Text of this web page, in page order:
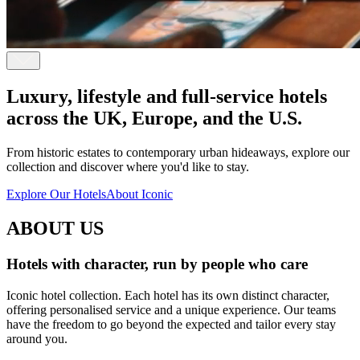
Luxury, lifestyle and full-service hotels
across the UK, Europe, and the U.S. ​​​​‌ ‍ ​‍​‍‌‍ ‌ ​‍‌‍‍‌‌‍‌ ‌‍‍‌‌‍ ‍​‍​‍​ ‍‍​‍​‍‌ ​ ‌‍​‌‌‍ ‍‌‍‍‌‌ ‌​‌ ‍‌​‍ ‍‌‍‍‌‌‍ ​‍​‍​‍ ​​‍​‍‌‍‍​‌ ​‍‌‍‌‌‌‍‌‍​‍​‍​ ‍‍​‍​‍‌‍‍​‌ ‌​‌ ‌​‌ ​​‌ ​ ​ ‍‍​‍ ​‍ ‌‍ ​​‍ ‌‌‍​‌‌‍ ‍‌‍‌​​‍ ‌‌ ​‍​‍ ‌‌‍‍​‌‍ ‌ ‌​‌‍‌‌‌‍ ​‌ ​ ​‍ ‌‌ ​ ‌ ‌​‌ ‌‌‌‍‌​‌‍‍‌‌‍ ​‍ ‍‌ ‌‍‌‍‌‌‌ ​‍‌‍​ ‌‍‌‌‌‍ ​​‍ ‍‌‍​‌‌ ​​‌ ​​​‍ ‌‍‍‌‌‍ ‍‌ ‌​‌‍‌‌‌‍ ‍‌ ‌​​‍ ‌‍‌‌‌‍‌​‌‍‍‌‌ ‌​​‍ ‌‍ ‌‌‍ ‌‍‌​‌‍‌‌​ ‌‌ ​​‌ ​‍‌‍‌‌‌ ​ ‌‍‌‌‌‍ ‍‌ ‌​‌‍​‌‌ ‌​‌‍‍‌‌‍ ‌‍ ‍​ ‍ ‌‍‍‌‌‍‌​​ ‌‌‍‍​‌‍ ‌‍ ‌‌‍‌‌‌‌​​‌‍​‌‌‍‌ ‌‍‌‌​ ‍ ‌ ‌​‌ ‍‌‌ ​​‌‍‌‌​ ‌‌‍‍​‌‍ ‌‍ ‌‌‍‌‌‌‌​​‌‍​‌‌‍‌ ‌‍‌‌​ ‍ ‌ ​​‌‍​‌‌ ‌​‌‍‍​​ ‌‌ ​​‌‍​‌‌‍‌ ‌‍‌‌‌​​‍‌ ‌‌‌‍‍‌‌‍ ​‌‍‌​‌‍‌‌‌ ​‍​‍‌‌​ ‌‌‌​​‍‌‌ ‌‍‍ ‌‍‌‌‌ ‍‌​‍‌‌​ ​ ‌​‌​​‍‌‌​ ​ ‌​‌​​‍‌‌​ ​‍​ ​‍​ ‌‍​ ​ ​ ​ ​ ‌‌‌‍‌​​ ‌ ‌‍​ ‌‍​ ​ ‌​​ ‌​‌‍​ ‌‍​ ​‍‌‌​ ​‍​ ​‍​‍‌‌​ ‌‌‌​‌​​‍ ‍‌ ‌​‌‍‍‌‌ ‌​‌‍ ​‌‍‌‌​ ‌‍​‍‌‍​‌‌ ​ ‌‍‌‌‌‌‌‌‌ ​‍‌‍ ​​ ‌‌‍‍​‌ ‌​‌ ‌​‌ ​​‌ ​ ​‍‌‌​ ​ ‌​​‌​‍‌‌​ ​‍‌​‌‍​‍‌‌​ ​‍‌​‌‍‌‍ ​​‍ ‌‌‍​‌‌‍ ‍‌‍‌​​‍ ‌‌ ​‍​‍ ‌‌‍‍​‌‍ ‌ ‌​‌‍‌‌‌‍ ​‌ ​ ​‍ ‌‌ ​ ‌ ‌​‌ ‌‌‌‍‌​‌‍‍‌‌‍ ​‍ ‍‌ ‌‍‌‍‌‌‌ ​‍‌‍​ ‌‍‌‌‌‍ ​​‍ ‍‌‍​‌‌ ​​‌ ​​​‍‌‍‌‍‍‌‌‍‌​​ ‌‌‍‍​‌‍ ‌‍ ‌‌‍‌‌‌‌​​‌‍​‌‌‍‌ ‌‍‌‌​‍‌‍‌ ‌​‌ ‍‌‌ ​​‌‍‌‌​ ‌‌‍‍​‌‍ ‌‍ ‌‌‍‌‌‌‌​​‌‍​‌‌‍‌ ‌‍‌‌​‍‌‍‌ ​​‌‍​‌‌ ‌​‌‍‍​​ ‌‌ ​​‌‍​‌‌‍‌ ‌‍‌‌‌​​‍‌ ‌‌‌‍‍‌‌‍ ​‌‍‌​‌‍‌‌‌ ​‍​‍‌‌​ ‌‌‌​​‍‌‌ ‌‍‍ ‌‍‌‌‌ ‍‌​‍‌‌​ ​ ‌​‌​​‍‌‌​ ​ ‌​‌​​‍‌‌​ ​‍​ ​‍​ ‌‍​ ​ ​ ​ ​ ‌‌‌‍‌​​ ‌ ‌‍​ ‌‍​ ​ ‌​​ ‌​‌‍​ ‌‍​ ​‍‌‌​ ​‍​ ​‍​‍‌‌​ ‌‌‌​‌​​‍ ‍‌ ‌​‌‍‍‌‌ ‌​‌‍ ​‌‍‌‌​‍‌‍‌ ​​‌‍‌‌‌ ​‍‌ ​ ‌ ​​‌‍‌‌‌‍​ ‌ ‌​‌‍‍‌‌ ‌‍‌‍‌‌​ ‌‌ ​​‌ ‌‌‌‍​‍‌‍ ​‌‍‍‌‌ ​ ‌‍‍​‌‍‌‌‌‍‌​​‍​‍‌ ‌
From historic estates to contemporary urban hideaways, explore our
collection and discover where you'd like to stay. ​​​​‌ ‍ ​‍​‍‌‍ ‌ ​‍‌‍‍‌‌‍‌ ‌‍‍‌‌‍ ‍​‍​‍​ ‍‍​‍​‍‌ ​ ‌‍​‌‌‍ ‍‌‍‍‌‌ ‌​‌ ‍‌​‍ ‍‌‍‍‌‌‍ ​‍​‍​‍ ​​‍​‍‌‍‍​‌ ​‍‌‍‌‌‌‍‌‍​‍​‍​ ‍‍​‍​‍‌‍‍​‌ ‌​‌ ‌​‌ ​​‌ ​ ​ ‍‍​‍ ​‍ ‌‍ ​​‍ ‌‌‍​‌‌‍ ‍‌‍‌​​‍ ‌‌ ​‍​‍ ‌‌‍‍​‌‍ ‌ ‌​‌‍‌‌‌‍ ​‌ ​ ​‍ ‌‌ ​ ‌ ‌​‌ ‌‌‌‍‌​‌‍‍‌‌‍ ​‍ ‍‌ ‌‍‌‍‌‌‌ ​‍‌‍​ ‌‍‌‌‌‍ ​​‍ ‍‌‍​‌‌ ​​‌ ​​​‍ ‌‍‍‌‌‍ ‍‌ ‌​‌‍‌‌‌‍ ‍‌ ‌​​‍ ‌‍‌‌‌‍‌​‌‍‍‌‌ ‌​​‍ ‌‍ ‌‌‍ ‌‍‌​‌‍‌‌​ ‌‌ ​​‌ ​‍‌‍‌‌‌ ​ ‌‍‌‌‌‍ ‍‌ ‌​‌‍​‌‌ ‌​‌‍‍‌‌‍ ‌‍ ‍​ ‍ ‌‍‍‌‌‍‌​​ ‌‌‍‍​‌‍ ‌‍ ‌‌‍‌‌‌‌​​‌‍​‌‌‍‌ ‌‍‌‌​ ‍ ‌ ‌​‌ ‍‌‌ ​​‌‍‌‌​ ‌‌‍‍​‌‍ ‌‍ ‌‌‍‌‌‌‌​​‌‍​‌‌‍‌ ‌‍‌‌​ ‍ ‌ ​​‌‍​‌‌ ‌​‌‍‍​​ ‌‌ ​​‌‍​‌‌‍‌ ‌‍‌‌‌​​‍‌ ‌‌‌‍‍‌‌‍ ​‌‍‌​‌‍‌‌‌ ​‍​‍‌‌​ ‌‌‌​​‍‌‌ ‌‍‍ ‌‍‌‌‌ ‍‌​‍‌‌​ ​ ‌​‌​​‍‌‌​ ​ ‌​‌​​‍‌‌​ ​‍​ ​‍​ ‌‍​ ​ ​ ​ ​ ‌‌‌‍‌​​ ‌ ‌‍​ ‌‍​ ​ ‌​​ ‌​‌‍​ ‌‍​ ​‍‌‌​ ​‍​ ​‍​‍‌‌​ ‌‌‌​‌​​‍ ‍‌‍​ ‌‍ ‌ ​​‌ ‍‌​ ‌‍​‍‌‍​‌‌ ​ ‌‍‌‌‌‌‌‌‌ ​‍‌‍ ​​ ‌‌‍‍​‌ ‌​‌ ‌​‌ ​​‌ ​ ​‍‌‌​ ​ ‌​​‌​‍‌‌​ ​‍‌​‌‍​‍‌‌​ ​‍‌​‌‍‌‍ ​​‍ ‌‌‍​‌‌‍ ‍‌‍‌​​‍ ‌‌ ​‍​‍ ‌‌‍‍​‌‍ ‌ ‌​‌‍‌‌‌‍ ​‌ ​ ​‍ ‌‌ ​ ‌ ‌​‌ ‌‌‌‍‌​‌‍‍‌‌‍ ​‍ ‍‌ ‌‍‌‍‌‌‌ ​‍‌‍​ ‌‍‌‌‌‍ ​​‍ ‍‌‍​‌‌ ​​‌ ​​​‍‌‍‌‍‍‌‌‍‌​​ ‌‌‍‍​‌‍ ‌‍ ‌‌‍‌‌‌‌​​‌‍​‌‌‍‌ ‌‍‌‌​‍‌‍‌ ‌​‌ ‍‌‌ ​​‌‍‌‌​ ‌‌‍‍​‌‍ ‌‍ ‌‌‍‌‌‌‌​​‌‍​‌‌‍‌ ‌‍‌‌​‍‌‍‌ ​​‌‍​‌‌ ‌​‌‍‍​​ ‌‌ ​​‌‍​‌‌‍‌ ‌‍‌‌‌​​‍‌ ‌‌‌‍‍‌‌‍ ​‌‍‌​‌‍‌‌‌ ​‍​‍‌‌​ ‌‌‌​​‍‌‌ ‌‍‍ ‌‍‌‌‌ ‍‌​‍‌‌​ ​ ‌​‌​​‍‌‌​ ​ ‌​‌​​‍‌‌​ ​‍​ ​‍​ ‌‍​ ​ ​ ​ ​ ‌‌‌‍‌​​ ‌ ‌‍​ ‌‍​ ​ ‌​​ ‌​‌‍​ ‌‍​ ​‍‌‌​ ​‍​ ​‍​‍‌‌​ ‌‌‌​‌​​‍ ‍‌‍​ ‌‍ ‌ ​​‌ ‍‌​‍‌‍‌ ​​‌‍‌‌‌ ​‍‌ ​ ‌ ​​‌‍‌‌‌‍​ ‌ ‌​‌‍‍‌‌ ‌‍‌‍‌‌​ ‌‌ ​​‌ ‌‌‌‍​‍‌‍ ​‌‍‍‌‌ ​ ‌‍‍​‌‍‌‌‌‍‌​​‍​‍‌ ‌
Explore Our Hotels​​​​‌ ‍ ​‍​‍‌‍ ‌ ​‍‌‍‍‌‌‍‌ ‌‍‍‌‌‍ ‍​‍​‍​ ‍‍​‍​‍‌ ​ ‌‍​‌‌‍ ‍‌‍‍‌‌ ‌​‌ ‍‌​‍ ‍‌‍‍‌‌‍ ​‍​‍​‍ ​​‍​‍‌‍‍​‌ ​‍‌‍‌‌‌‍‌‍​‍​‍​ ‍‍​‍​‍‌‍‍​‌ ‌​‌ ‌​‌ ​​‌ ​ ​ ‍‍​‍ ​‍ ‌‍ ​​‍ ‌‌‍​‌‌‍ ‍‌‍‌​​‍ ‌‌ ​‍​‍ ‌‌‍‍​‌‍ ‌ ‌​‌‍‌‌‌‍ ​‌ ​ ​‍ ‌‌ ​ ‌ ‌​‌ ‌‌‌‍‌​‌‍‍‌‌‍ ​‍ ‍‌ ‌‍‌‍‌‌‌ ​‍‌‍​ ‌‍‌‌‌‍ ​​‍ ‍‌‍​‌‌ ​​‌ ​​​‍ ‌‍‍‌‌‍ ‍‌ ‌​‌‍‌‌‌‍ ‍‌ ‌​​‍ ‌‍‌‌‌‍‌​‌‍‍‌‌ ‌​​‍ ‌‍ ‌‌‍ ‌‍‌​‌‍‌‌​ ‌‌ ​​‌ ​‍‌‍‌‌‌ ​ ‌‍‌‌‌‍ ‍‌ ‌​‌‍​‌‌ ‌​‌‍‍‌‌‍ ‌‍ ‍​ ‍ ‌‍‍‌‌‍‌​​ ‌‌‍‍​‌‍ ‌‍ ‌‌‍‌‌‌‌​​‌‍​‌‌‍‌ ‌‍‌‌​ ‍ ‌ ‌​‌ ‍‌‌ ​​‌‍‌‌​ ‌‌‍‍​‌‍ ‌‍ ‌‌‍‌‌‌‌​​‌‍​‌‌‍‌ ‌‍‌‌​ ‍ ‌ ​​‌‍​‌‌ ‌​‌‍‍​​ ‌‌ ​​‌‍​‌‌‍‌ ‌‍‌‌‌​​‍‌ ‌‌‌‍‍‌‌‍ ​‌‍‌​‌‍‌‌‌ ​‍​‍‌‌​ ‌‌‌​​‍‌‌ ‌‍‍ ‌‍‌‌‌ ‍‌​‍‌‌​ ​ ‌​‌​​‍‌‌​ ​ ‌​‌​​‍‌‌​ ​‍​ ​‍​ ‌‍​ ​ ​ ​ ​ ‌‌‌‍‌​​ ‌ ‌‍​ ‌‍​ ​ ‌​​ ‌​‌‍​ ‌‍​ ​‍‌‌​ ​‍​ ​‍​‍‌‌​ ‌‌‌​‌​​‍ ‍‌‍​ ‌ ‌​‌‍​‌‌‌​​‌ ​‍‌‍‍‌‌‍ ‌‌‍​‌‌ ​‍‌ ‍‌​‍ ‍‌‍ ​‌‍​‌‌‍​‍‌‍‌‌‌‍ ​​ ‌‍​‍‌‍​‌‌ ​ ‌‍‌‌‌‌‌‌‌ ​‍‌‍ ​​ ‌‌‍‍​‌ ‌​‌ ‌​‌ ​​‌ ​ ​‍‌‌​ ​ ‌​​‌​‍‌‌​ ​‍‌​‌‍​‍‌‌​ ​‍‌​‌‍‌‍ ​​‍ ‌‌‍​‌‌‍ ‍‌‍‌​​‍ ‌‌ ​‍​‍ ‌‌‍‍​‌‍ ‌ ‌​‌‍‌‌‌‍ ​‌ ​ ​‍ ‌‌ ​ ‌ ‌​‌ ‌‌‌‍‌​‌‍‍‌‌‍ ​‍ ‍‌ ‌‍‌‍‌‌‌ ​‍‌‍​ ‌‍‌‌‌‍ ​​‍ ‍‌‍​‌‌ ​​‌ ​​​‍‌‍‌‍‍‌‌‍‌​​ ‌‌‍‍​‌‍ ‌‍ ‌‌‍‌‌‌‌​​‌‍​‌‌‍‌ ‌‍‌‌​‍‌‍‌ ‌​‌ ‍‌‌ ​​‌‍‌‌​ ‌‌‍‍​‌‍ ‌‍ ‌‌‍‌‌‌‌​​‌‍​‌‌‍‌ ‌‍‌‌​‍‌‍‌ ​​‌‍​‌‌ ‌​‌‍‍​​ ‌‌ ​​‌‍​‌‌‍‌ ‌‍‌‌‌​​‍‌ ‌‌‌‍‍‌‌‍ ​‌‍‌​‌‍‌‌‌ ​‍​‍‌‌​ ‌‌‌​​‍‌‌ ‌‍‍ ‌‍‌‌‌ ‍‌​‍‌‌​ ​ ‌​‌​​‍‌‌​ ​ ‌​‌​​‍‌‌​ ​‍​ ​‍​ ‌‍​ ​ ​ ​ ​ ‌‌‌‍‌​​ ‌ ‌‍​ ‌‍​ ​ ‌​​ ‌​‌‍​ ‌‍​ ​‍‌‌​ ​‍​ ​‍​‍‌‌​ ‌‌‌​‌​​‍ ‍‌‍​ ‌ ‌​‌‍​‌‌‌​​‌ ​‍‌‍‍‌‌‍ ‌‌‍​‌‌ ​‍‌ ‍‌​‍ ‍‌‍ ​‌‍​‌‌‍​‍‌‍‌‌‌‍ ​​‍‌‍‌ ​​‌‍‌‌‌ ​‍‌ ​ ‌ ​​‌‍‌‌‌‍​ ‌ ‌​‌‍‍‌‌ ‌‍‌‍‌‌​ ‌‌ ​​‌ ‌‌‌‍​‍‌‍ ​‌‍‍‌‌ ​ ‌‍‍​‌‍‌‌‌‍‌​​‍​‍‌ ‌About Iconic​​​​‌ ‍ ​‍​‍‌‍ ‌ ​‍‌‍‍‌‌‍‌ ‌‍‍‌‌‍ ‍​‍​‍​ ‍‍​‍​‍‌ ​ ‌‍​‌‌‍ ‍‌‍‍‌‌ ‌​‌ ‍‌​‍ ‍‌‍‍‌‌‍ ​‍​‍​‍ ​​‍​‍‌‍‍​‌ ​‍‌‍‌‌‌‍‌‍​‍​‍​ ‍‍​‍​‍‌‍‍​‌ ‌​‌ ‌​‌ ​​‌ ​ ​ ‍‍​‍ ​‍ ‌‍ ​​‍ ‌‌‍​‌‌‍ ‍‌‍‌​​‍ ‌‌ ​‍​‍ ‌‌‍‍​‌‍ ‌ ‌​‌‍‌‌‌‍ ​‌ ​ ​‍ ‌‌ ​ ‌ ‌​‌ ‌‌‌‍‌​‌‍‍‌‌‍ ​‍ ‍‌ ‌‍‌‍‌‌‌ ​‍‌‍​ ‌‍‌‌‌‍ ​​‍ ‍‌‍​‌‌ ​​‌ ​​​‍ ‌‍‍‌‌‍ ‍‌ ‌​‌‍‌‌‌‍ ‍‌ ‌​​‍ ‌‍‌‌‌‍‌​‌‍‍‌‌ ‌​​‍ ‌‍ ‌‌‍ ‌‍‌​‌‍‌‌​ ‌‌ ​​‌ ​‍‌‍‌‌‌ ​ ‌‍‌‌‌‍ ‍‌ ‌​‌‍​‌‌ ‌​‌‍‍‌‌‍ ‌‍ ‍​ ‍ ‌‍‍‌‌‍‌​​ ‌‌‍‍​‌‍ ‌‍ ‌‌‍‌‌‌‌​​‌‍​‌‌‍‌ ‌‍‌‌​ ‍ ‌ ‌​‌ ‍‌‌ ​​‌‍‌‌​ ‌‌‍‍​‌‍ ‌‍ ‌‌‍‌‌‌‌​​‌‍​‌‌‍‌ ‌‍‌‌​ ‍ ‌ ​​‌‍​‌‌ ‌​‌‍‍​​ ‌‌ ​​‌‍​‌‌‍‌ ‌‍‌‌‌​​‍‌ ‌‌‌‍‍‌‌‍ ​‌‍‌​‌‍‌‌‌ ​‍​‍‌‌​ ‌‌‌​​‍‌‌ ‌‍‍ ‌‍‌‌‌ ‍‌​‍‌‌​ ​ ‌​‌​​‍‌‌​ ​ ‌​‌​​‍‌‌​ ​‍​ ​‍​ ‌‍​ ​ ​ ​ ​ ‌‌‌‍‌​​ ‌ ‌‍​ ‌‍​ ​ ‌​​ ‌​‌‍​ ‌‍​ ​‍‌‌​ ​‍​ ​‍​‍‌‌​ ‌‌‌​‌​​‍ ‍‌‍​ ‌ ‌​‌‍​‌‌‌​ ‌‍‌‌‌‍​ ‌‍ ‌‍ ‍‌‍‌​‌‍​‌‌ ​‍‌ ‍‌​‍ ‍‌‍ ​‌‍​‌‌‍​‍‌‍‌‌‌‍ ​​ ‌‍​‍‌‍​‌‌ ​ ‌‍‌‌‌‌‌‌‌ ​‍‌‍ ​​ ‌‌‍‍​‌ ‌​‌ ‌​‌ ​​‌ ​ ​‍‌‌​ ​ ‌​​‌​‍‌‌​ ​‍‌​‌‍​‍‌‌​ ​‍‌​‌‍‌‍ ​​‍ ‌‌‍​‌‌‍ ‍‌‍‌​​‍ ‌‌ ​‍​‍ ‌‌‍‍​‌‍ ‌ ‌​‌‍‌‌‌‍ ​‌ ​ ​‍ ‌‌ ​ ‌ ‌​‌ ‌‌‌‍‌​‌‍‍‌‌‍ ​‍ ‍‌ ‌‍‌‍‌‌‌ ​‍‌‍​ ‌‍‌‌‌‍ ​​‍ ‍‌‍​‌‌ ​​‌ ​​​‍‌‍‌‍‍‌‌‍‌​​ ‌‌‍‍​‌‍ ‌‍ ‌‌‍‌‌‌‌​​‌‍​‌‌‍‌ ‌‍‌‌​‍‌‍‌ ‌​‌ ‍‌‌ ​​‌‍‌‌​ ‌‌‍‍​‌‍ ‌‍ ‌‌‍‌‌‌‌​​‌‍​‌‌‍‌ ‌‍‌‌​‍‌‍‌ ​​‌‍​‌‌ ‌​‌‍‍​​ ‌‌ ​​‌‍​‌‌‍‌ ‌‍‌‌‌​​‍‌ ‌‌‌‍‍‌‌‍ ​‌‍‌​‌‍‌‌‌ ​‍​‍‌‌​ ‌‌‌​​‍‌‌ ‌‍‍ ‌‍‌‌‌ ‍‌​‍‌‌​ ​ ‌​‌​​‍‌‌​ ​ ‌​‌​​‍‌‌​ ​‍​ ​‍​ ‌‍​ ​ ​ ​ ​ ‌‌‌‍‌​​ ‌ ‌‍​ ‌‍​ ​ ‌​​ ‌​‌‍​ ‌‍​ ​‍‌‌​ ​‍​ ​‍​‍‌‌​ ‌‌‌​‌​​‍ ‍‌‍​ ‌ ‌​‌‍​‌‌‌​ ‌‍‌‌‌‍​ ‌‍ ‌‍ ‍‌‍‌​‌‍​‌‌ ​‍‌ ‍‌​‍ ‍‌‍ ​‌‍​‌‌‍​‍‌‍‌‌‌‍ ​​‍‌‍‌ ​​‌‍‌‌‌ ​‍‌ ​ ‌ ​​‌‍‌‌‌‍​ ‌ ‌​‌‍‍‌‌ ‌‍‌‍‌‌​ ‌‌ ​​‌ ‌‌‌‍​‍‌‍ ​‌‍‍‌‌ ​ ‌‍‍​‌‍‌‌‌‍‌​​‍​‍‌ ‌
ABOUT US​​​​‌ ‍ ​‍​‍‌‍ ‌ ​‍‌‍‍‌‌‍‌ ‌‍‍‌‌‍ ‍​‍​‍​ ‍‍​‍​‍‌ ​ ‌‍​‌‌‍ ‍‌‍‍‌‌ ‌​‌ ‍‌​‍ ‍‌‍‍‌‌‍ ​‍​‍​‍ ​​‍​‍‌‍‍​‌ ​‍‌‍‌‌‌‍‌‍​‍​‍​ ‍‍​‍​‍‌‍‍​‌ ‌​‌ ‌​‌ ​​‌ ​ ​ ‍‍​‍ ​‍ ‌‍ ​​‍ ‌‌‍​‌‌‍ ‍‌‍‌​​‍ ‌‌ ​‍​‍ ‌‌‍‍​‌‍ ‌ ‌​‌‍‌‌‌‍ ​‌ ​ ​‍ ‌‌ ​ ‌ ‌​‌ ‌‌‌‍‌​‌‍‍‌‌‍ ​‍ ‍‌ ‌‍‌‍‌‌‌ ​‍‌‍​ ‌‍‌‌‌‍ ​​‍ ‍‌‍​‌‌ ​​‌ ​​​‍ ‌‍‍‌‌‍ ‍‌ ‌​‌‍‌‌‌‍ ‍‌ ‌​​‍ ‌‍‌‌‌‍‌​‌‍‍‌‌ ‌​​‍ ‌‍ ‌‌‍ ‌‍‌​‌‍‌‌​ ‌‌ ​​‌ ​‍‌‍‌‌‌ ​ ‌‍‌‌‌‍ ‍‌ ‌​‌‍​‌‌ ‌​‌‍‍‌‌‍ ‌‍ ‍​ ‍ ‌‍‍‌‌‍‌​​ ‌‌‍‍​‌‍ ‌‍ ‌‌‍‌‌‌‌​​‌‍​‌‌‍‌ ‌‍‌‌​ ‍ ‌ ‌​‌ ‍‌‌ ​​‌‍‌‌​ ‌‌‍‍​‌‍ ‌‍ ‌‌‍‌‌‌‌​​‌‍​‌‌‍‌ ‌‍‌‌​ ‍ ‌ ​​‌‍​‌‌ ‌​‌‍‍​​ ‌‌ ​​‌‍​‌‌‍‌ ‌‍‌‌‌​​‍‌ ‌‌‌‍‍‌‌‍ ​‌‍‌​‌‍‌‌‌ ​‍​‍‌‌​ ‌‌‌​​‍‌‌ ‌‍‍ ‌‍‌‌‌ ‍‌​‍‌‌​ ​ ‌​‌​​‍‌‌​ ​ ‌​‌​​‍‌‌​ ​‍​ ​‍‌‍​‌​ ‍​​ ‍​‌‍​ ‌‍‌​​ ‍‌‌‍​ ​ ‌ ‌‍​‍​ ​​​ ‍​‌‍‌‍​‍‌‌​ ​‍​ ​‍​‍‌‌​ ‌‌‌​‌​​‍ ‍‌ ​ ‌ ‌‌‌‍​‍‌ ‌​‌‍‍‌‌ ‌​‌‍ ​‌‍‌‌​ ‌‍​‍‌‍​‌‌ ​ ‌‍‌‌‌‌‌‌‌ ​‍‌‍ ​​ ‌‌‍‍​‌ ‌​‌ ‌​‌ ​​‌ ​ ​‍‌‌​ ​ ‌​​‌​‍‌‌​ ​‍‌​‌‍​‍‌‌​ ​‍‌​‌‍‌‍ ​​‍ ‌‌‍​‌‌‍ ‍‌‍‌​​‍ ‌‌ ​‍​‍ ‌‌‍‍​‌‍ ‌ ‌​‌‍‌‌‌‍ ​‌ ​ ​‍ ‌‌ ​ ‌ ‌​‌ ‌‌‌‍‌​‌‍‍‌‌‍ ​‍ ‍‌ ‌‍‌‍‌‌‌ ​‍‌‍​ ‌‍‌‌‌‍ ​​‍ ‍‌‍​‌‌ ​​‌ ​​​‍‌‍‌‍‍‌‌‍‌​​ ‌‌‍‍​‌‍ ‌‍ ‌‌‍‌‌‌‌​​‌‍​‌‌‍‌ ‌‍‌‌​‍‌‍‌ ‌​‌ ‍‌‌ ​​‌‍‌‌​ ‌‌‍‍​‌‍ ‌‍ ‌‌‍‌‌‌‌​​‌‍​‌‌‍‌ ‌‍‌‌​‍‌‍‌ ​​‌‍​‌‌ ‌​‌‍‍​​ ‌‌ ​​‌‍​‌‌‍‌ ‌‍‌‌‌​​‍‌ ‌‌‌‍‍‌‌‍ ​‌‍‌​‌‍‌‌‌ ​‍​‍‌‌​ ‌‌‌​​‍‌‌ ‌‍‍ ‌‍‌‌‌ ‍‌​‍‌‌​ ​ ‌​‌​​‍‌‌​ ​ ‌​‌​​‍‌‌​ ​‍​ ​‍‌‍​‌​ ‍​​ ‍​‌‍​ ‌‍‌​​ ‍‌‌‍​ ​ ‌ ‌‍​‍​ ​​​ ‍​‌‍‌‍​‍‌‌​ ​‍​ ​‍​‍‌‌​ ‌‌‌​‌​​‍ ‍‌ ​ ‌ ‌‌‌‍​‍‌ ‌​‌‍‍‌‌ ‌​‌‍ ​‌‍‌‌​‍‌‍‌ ​​‌‍‌‌‌ ​‍‌ ​ ‌ ​​‌‍‌‌‌‍​ ‌ ‌​‌‍‍‌‌ ‌‍‌‍‌‌​ ‌‌ ​​‌ ‌‌‌‍​‍‌‍ ​‌‍‍‌‌ ​ ‌‍‍​‌‍‌‌‌‍‌​​‍​‍‌ ‌
Hotels with character, run by people who care​​​​‌ ‍ ​‍​‍‌‍ ‌ ​‍‌‍‍‌‌‍‌ ‌‍‍‌‌‍ ‍​‍​‍​ ‍‍​‍​‍‌ ​ ‌‍​‌‌‍ ‍‌‍‍‌‌ ‌​‌ ‍‌​‍ ‍‌‍‍‌‌‍ ​‍​‍​‍ ​​‍​‍‌‍‍​‌ ​‍‌‍‌‌‌‍‌‍​‍​‍​ ‍‍​‍​‍‌‍‍​‌ ‌​‌ ‌​‌ ​​‌ ​ ​ ‍‍​‍ ​‍ ‌‍ ​​‍ ‌‌‍​‌‌‍ ‍‌‍‌​​‍ ‌‌ ​‍​‍ ‌‌‍‍​‌‍ ‌ ‌​‌‍‌‌‌‍ ​‌ ​ ​‍ ‌‌ ​ ‌ ‌​‌ ‌‌‌‍‌​‌‍‍‌‌‍ ​‍ ‍‌ ‌‍‌‍‌‌‌ ​‍‌‍​ ‌‍‌‌‌‍ ​​‍ ‍‌‍​‌‌ ​​‌ ​​​‍ ‌‍‍‌‌‍ ‍‌ ‌​‌‍‌‌‌‍ ‍‌ ‌​​‍ ‌‍‌‌‌‍‌​‌‍‍‌‌ ‌​​‍ ‌‍ ‌‌‍ ‌‍‌​‌‍‌‌​ ‌‌ ​​‌ ​‍‌‍‌‌‌ ​ ‌‍‌‌‌‍ ‍‌ ‌​‌‍​‌‌ ‌​‌‍‍‌‌‍ ‌‍ ‍​ ‍ ‌‍‍‌‌‍‌​​ ‌‌‍‍​‌‍ ‌‍ ‌‌‍‌‌‌‌​​‌‍​‌‌‍‌ ‌‍‌‌​ ‍ ‌ ‌​‌ ‍‌‌ ​​‌‍‌‌​ ‌‌‍‍​‌‍ ‌‍ ‌‌‍‌‌‌‌​​‌‍​‌‌‍‌ ‌‍‌‌​ ‍ ‌ ​​‌‍​‌‌ ‌​‌‍‍​​ ‌‌ ​​‌‍​‌‌‍‌ ‌‍‌‌‌​​‍‌ ‌‌‌‍‍‌‌‍ ​‌‍‌​‌‍‌‌‌ ​‍​‍‌‌​ ‌‌‌​​‍‌‌ ‌‍‍ ‌‍‌‌‌ ‍‌​‍‌‌​ ​ ‌​‌​​‍‌‌​ ​ ‌​‌​​‍‌‌​ ​‍​ ​‍‌‍​‌​ ‍​​ ‍​‌‍​ ‌‍‌​​ ‍‌‌‍​ ​ ‌ ‌‍​‍​ ​​​ ‍​‌‍‌‍​‍‌‌​ ​‍​ ​‍​‍‌‌​ ‌‌‌​‌​​‍ ‍‌ ‌​‌‍‍‌‌ ‌​‌‍ ​‌‍‌‌​ ‌‍​‍‌‍​‌‌ ​ ‌‍‌‌‌‌‌‌‌ ​‍‌‍ ​​ ‌‌‍‍​‌ ‌​‌ ‌​‌ ​​‌ ​ ​‍‌‌​ ​ ‌​​‌​‍‌‌​ ​‍‌​‌‍​‍‌‌​ ​‍‌​‌‍‌‍ ​​‍ ‌‌‍​‌‌‍ ‍‌‍‌​​‍ ‌‌ ​‍​‍ ‌‌‍‍​‌‍ ‌ ‌​‌‍‌‌‌‍ ​‌ ​ ​‍ ‌‌ ​ ‌ ‌​‌ ‌‌‌‍‌​‌‍‍‌‌‍ ​‍ ‍‌ ‌‍‌‍‌‌‌ ​‍‌‍​ ‌‍‌‌‌‍ ​​‍ ‍‌‍​‌‌ ​​‌ ​​​‍‌‍‌‍‍‌‌‍‌​​ ‌‌‍‍​‌‍ ‌‍ ‌‌‍‌‌‌‌​​‌‍​‌‌‍‌ ‌‍‌‌​‍‌‍‌ ‌​‌ ‍‌‌ ​​‌‍‌‌​ ‌‌‍‍​‌‍ ‌‍ ‌‌‍‌‌‌‌​​‌‍​‌‌‍‌ ‌‍‌‌​‍‌‍‌ ​​‌‍​‌‌ ‌​‌‍‍​​ ‌‌ ​​‌‍​‌‌‍‌ ‌‍‌‌‌​​‍‌ ‌‌‌‍‍‌‌‍ ​‌‍‌​‌‍‌‌‌ ​‍​‍‌‌​ ‌‌‌​​‍‌‌ ‌‍‍ ‌‍‌‌‌ ‍‌​‍‌‌​ ​ ‌​‌​​‍‌‌​ ​ ‌​‌​​‍‌‌​ ​‍​ ​‍‌‍​‌​ ‍​​ ‍​‌‍​ ‌‍‌​​ ‍‌‌‍​ ​ ‌ ‌‍​‍​ ​​​ ‍​‌‍‌‍​‍‌‌​ ​‍​ ​‍​‍‌‌​ ‌‌‌​‌​​‍ ‍‌ ‌​‌‍‍‌‌ ‌​‌‍ ​‌‍‌‌​‍‌‍‌ ​​‌‍‌‌‌ ​‍‌ ​ ‌ ​​‌‍‌‌‌‍​ ‌ ‌​‌‍‍‌‌ ‌‍‌‍‌‌​ ‌‌ ​​‌ ‌‌‌‍​‍‌‍ ​‌‍‍‌‌ ​ ‌‍‍​‌‍‌‌‌‍‌​​‍​‍‌ ‌
Iconic hotel collection. Each hotel has its own distinct character,
offering personalised service and a unique experience. Our teams
have the freedom to go beyond the expected and tailor every stay
around you. ​​​​‌ ‍ ​‍​‍‌‍ ‌ ​‍‌‍‍‌‌‍‌ ‌‍‍‌‌‍ ‍​‍​‍​ ‍‍​‍​‍‌ ​ ‌‍​‌‌‍ ‍‌‍‍‌‌ ‌​‌ ‍‌​‍ ‍‌‍‍‌‌‍ ​‍​‍​‍ ​​‍​‍‌‍‍​‌ ​‍‌‍‌‌‌‍‌‍​‍​‍​ ‍‍​‍​‍‌‍‍​‌ ‌​‌ ‌​‌ ​​‌ ​ ​ ‍‍​‍ ​‍ ‌‍ ​​‍ ‌‌‍​‌‌‍ ‍‌‍‌​​‍ ‌‌ ​‍​‍ ‌‌‍‍​‌‍ ‌ ‌​‌‍‌‌‌‍ ​‌ ​ ​‍ ‌‌ ​ ‌ ‌​‌ ‌‌‌‍‌​‌‍‍‌‌‍ ​‍ ‍‌ ‌‍‌‍‌‌‌ ​‍‌‍​ ‌‍‌‌‌‍ ​​‍ ‍‌‍​‌‌ ​​‌ ​​​‍ ‌‍‍‌‌‍ ‍‌ ‌​‌‍‌‌‌‍ ‍‌ ‌​​‍ ‌‍‌‌‌‍‌​‌‍‍‌‌ ‌​​‍ ‌‍ ‌‌‍ ‌‍‌​‌‍‌‌​ ‌‌ ​​‌ ​‍‌‍‌‌‌ ​ ‌‍‌‌‌‍ ‍‌ ‌​‌‍​‌‌ ‌​‌‍‍‌‌‍ ‌‍ ‍​ ‍ ‌‍‍‌‌‍‌​​ ‌‌‍‍​‌‍ ‌‍ ‌‌‍‌‌‌‌​​‌‍​‌‌‍‌ ‌‍‌‌​ ‍ ‌ ‌​‌ ‍‌‌ ​​‌‍‌‌​ ‌‌‍‍​‌‍ ‌‍ ‌‌‍‌‌‌‌​​‌‍​‌‌‍‌ ‌‍‌‌​ ‍ ‌ ​​‌‍​‌‌ ‌​‌‍‍​​ ‌‌ ​​‌‍​‌‌‍‌ ‌‍‌‌‌​​‍‌ ‌‌‌‍‍‌‌‍ ​‌‍‌​‌‍‌‌‌ ​‍​‍‌‌​ ‌‌‌​​‍‌‌ ‌‍‍ ‌‍‌‌‌ ‍‌​‍‌‌​ ​ ‌​‌​​‍‌‌​ ​ ‌​‌​​‍‌‌​ ​‍​ ​‍‌‍​‌​ ‍​​ ‍​‌‍​ ‌‍‌​​ ‍‌‌‍​ ​ ‌ ‌‍​‍​ ​​​ ‍​‌‍‌‍​‍‌‌​ ​‍​ ​‍​‍‌‌​ ‌‌‌​‌​​‍ ‍‌‍​ ‌‍ ‌ ​​‌ ‍‌​ ‌‍​‍‌‍​‌‌ ​ ‌‍‌‌‌‌‌‌‌ ​‍‌‍ ​​ ‌‌‍‍​‌ ‌​‌ ‌​‌ ​​‌ ​ ​‍‌‌​ ​ ‌​​‌​‍‌‌​ ​‍‌​‌‍​‍‌‌​ ​‍‌​‌‍‌‍ ​​‍ ‌‌‍​‌‌‍ ‍‌‍‌​​‍ ‌‌ ​‍​‍ ‌‌‍‍​‌‍ ‌ ‌​‌‍‌‌‌‍ ​‌ ​ ​‍ ‌‌ ​ ‌ ‌​‌ ‌‌‌‍‌​‌‍‍‌‌‍ ​‍ ‍‌ ‌‍‌‍‌‌‌ ​‍‌‍​ ‌‍‌‌‌‍ ​​‍ ‍‌‍​‌‌ ​​‌ ​​​‍‌‍‌‍‍‌‌‍‌​​ ‌‌‍‍​‌‍ ‌‍ ‌‌‍‌‌‌‌​​‌‍​‌‌‍‌ ‌‍‌‌​‍‌‍‌ ‌​‌ ‍‌‌ ​​‌‍‌‌​ ‌‌‍‍​‌‍ ‌‍ ‌‌‍‌‌‌‌​​‌‍​‌‌‍‌ ‌‍‌‌​‍‌‍‌ ​​‌‍​‌‌ ‌​‌‍‍​​ ‌‌ ​​‌‍​‌‌‍‌ ‌‍‌‌‌​​‍‌ ‌‌‌‍‍‌‌‍ ​‌‍‌​‌‍‌‌‌ ​‍​‍‌‌​ ‌‌‌​​‍‌‌ ‌‍‍ ‌‍‌‌‌ ‍‌​‍‌‌​ ​ ‌​‌​​‍‌‌​ ​ ‌​‌​​‍‌‌​ ​‍​ ​‍‌‍​‌​ ‍​​ ‍​‌‍​ ‌‍‌​​ ‍‌‌‍​ ​ ‌ ‌‍​‍​ ​​​ ‍​‌‍‌‍​‍‌‌​ ​‍​ ​‍​‍‌‌​ ‌‌‌​‌​​‍ ‍‌‍​ ‌‍ ‌ ​​‌ ‍‌​‍‌‍‌ ​​‌‍‌‌‌ ​‍‌ ​ ‌ ​​‌‍‌‌‌‍​ ‌ ‌​‌‍‍‌‌ ‌‍‌‍‌‌​ ‌‌ ​​‌ ‌‌‌‍​‍‌‍ ​‌‍‍‌‌ ​ ‌‍‍​‌‍‌‌‌‍‌​​‍​‍‌ ‌